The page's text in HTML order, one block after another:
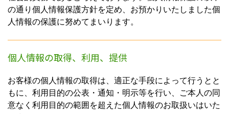
の通り個人情報保護方針を定め、お預かりいたしました個
人情報の保護に努めてまいります。
個人情報の取得、利用、提供
お客様の個人情報の取得は、適正な手段によって行うとと
もに、利用目的の公表・通知・明示等を行い、ご本人の同
意なく利用目的の範囲を超えた個人情報のお取扱いはいた